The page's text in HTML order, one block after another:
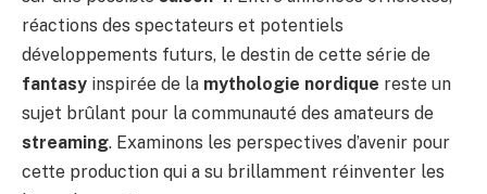
réactions des spectateurs et potentiels
développements futurs, le destin de cette série de
fantasy inspirée de la mythologie nordique reste un
sujet brûlant pour la communauté des amateurs de
streaming. Examinons les perspectives d’avenir pour
cette production qui a su brillamment réinventer les